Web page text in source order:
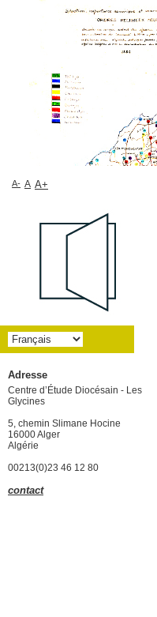
A- A A+
Adresse
Centre d’Étude Diocésain - Les
Glycines
5, chemin Slimane Hocine
16000 Alger
Algérie
00213(0)23 46 12 80
contact